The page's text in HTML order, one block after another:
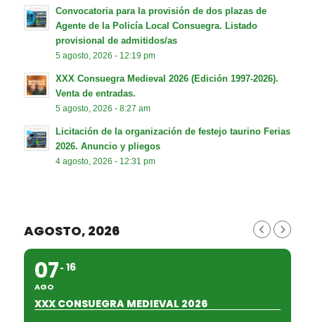
Convocatoria para la provisión de dos plazas de
Agente de la Policía Local Consuegra. Listado
provisional de admitidos/as
5 agosto, 2026 - 12:19 pm
XXX Consuegra Medieval 2026 (Edición 1997-2026).
Venta de entradas.
5 agosto, 2026 - 8:27 am
Licitación de la organización de festejo taurino Ferias
2026. Anuncio y pliegos
4 agosto, 2026 - 12:31 pm
AGOSTO, 2026
07
AGO
16
XXX CONSUEGRA MEDIEVAL 2026